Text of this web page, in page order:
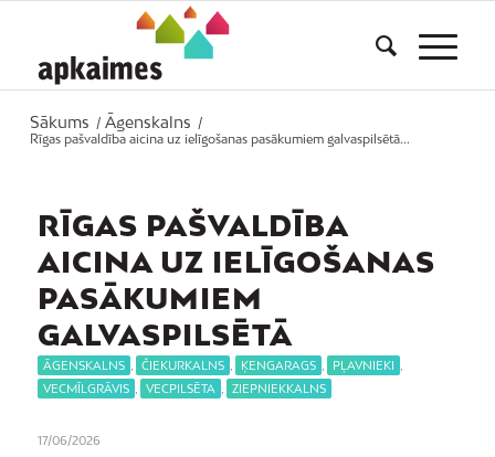
Sākums / Āgenskalns
/
Rīgas pašvaldība aicina uz ielīgošanas pasākumiem galvaspilsētā...
RĪGAS PAŠVALDĪBA
AICINA UZ IELĪGOŠANAS
PASĀKUMIEM
GALVASPILSĒTĀ
ĀGENSKALNS ČIEKURKALNS ĶENGARAGS PĻAVNIEKI
VECMĪLGRĀVIS
VECPILSĒTA ZIEPNIEKKALNS
17/06/2026